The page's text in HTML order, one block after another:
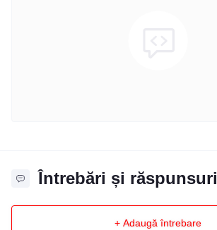
Întrebări și răspunsuri
+ Adaugă întrebare